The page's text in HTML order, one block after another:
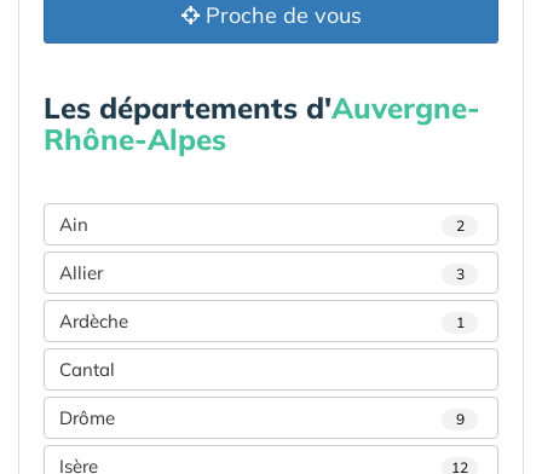
Proche de vous
Les départements d'Auvergne-
Rhône-Alpes
Ain 2
Allier 3
Ardèche 1
Cantal
Drôme 9
Isère 12